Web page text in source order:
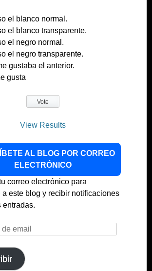
el blanco normal.
el blanco transparente.
el negro normal.
el negro transparente.
gustaba el anterior.
gusta
View Results
AL BLOG POR CORREO
ELECTRÓNICO
correo electrónico para
a este blog y recibir notificaciones
entradas.